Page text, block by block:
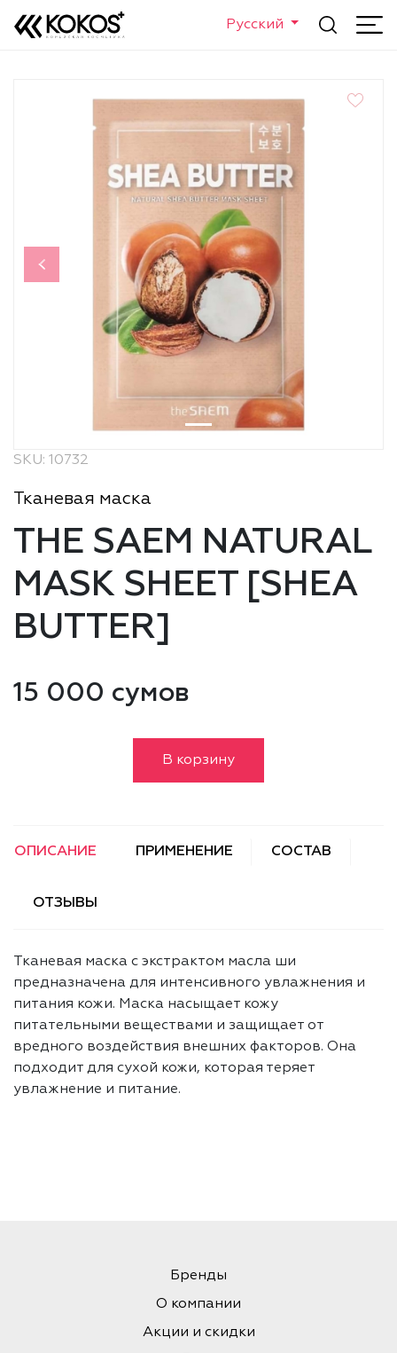
Русский
SKU: 10732
Тканевая маска
THE SAEM NATURAL
MASK SHEET [SHEA
BUTTER]
15 000 сумов
В корзину
ОПИСАНИЕ ПРИМЕНЕНИЕ СОСТАВ
ОТЗЫВЫ
Тканевая маска с экстрактом масла ши
предназначена для интенсивного увлажнения и
питания кожи. Маска насыщает кожу
питательными веществами и защищает от
вредного воздействия внешних факторов. Она
подходит для сухой кожи, которая теряет
увлажнение и питание.
Бренды
О компании
Акции и скидки